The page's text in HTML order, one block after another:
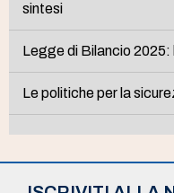
sintesi
Legge di Bilancio
Le politiche per la